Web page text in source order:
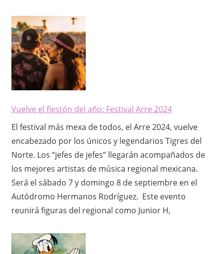
Vuelve el fiestón del año: Festival Arre 2024
El festival más mexa de todos, el Arre 2024, vuelve
encabezado por los únicos y legendarios Tigres del
Norte. Los “jefes de jefes” llegarán acompañados de
los mejores artistas de música regional mexicana.
Será el sábado 7 y domingo 8 de septiembre en el
Autódromo Hermanos Rodríguez. Este evento
reunirá figuras del regional como Junior H,